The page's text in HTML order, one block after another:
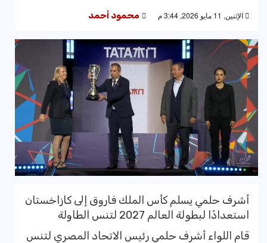
الإثنين, 11 مايو 2026, 3:44 م محمود أحمد
أشرف حلمي يسلم كأس الملك فاروق إلى كازاخستان
استعدادًا لبطولة العالم 2027 لتنس الطاولة
قام اللواء أشرف حلمي رئيس الاتحاد المصري لتنس